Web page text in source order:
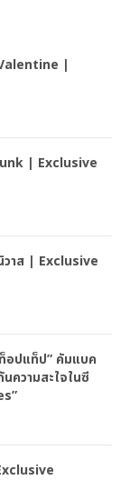
|
| Exclusive
าส | Exclusive
อปแท็ป” คัมแบค
ความสะใจในซี